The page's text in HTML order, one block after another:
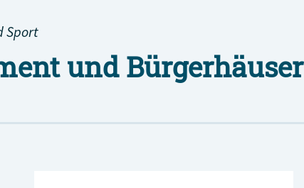
Sport
und Bürgerhäuser